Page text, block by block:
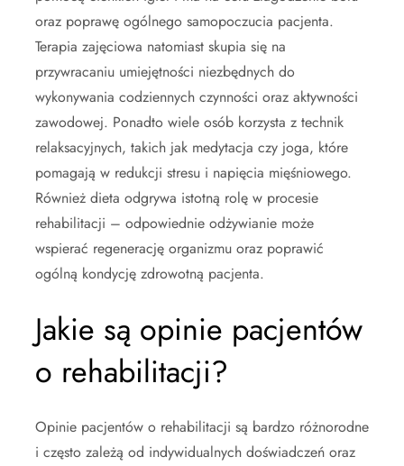
oraz poprawę ogólnego samopoczucia pacjenta.
Terapia zajęciowa natomiast skupia się na
przywracaniu umiejętności niezbędnych do
wykonywania codziennych czynności oraz aktywności
zawodowej. Ponadto wiele osób korzysta z technik
relaksacyjnych, takich jak medytacja czy joga, które
pomagają w redukcji stresu i napięcia mięśniowego.
Również dieta odgrywa istotną rolę w procesie
rehabilitacji – odpowiednie odżywianie może
wspierać regenerację organizmu oraz poprawić
ogólną kondycję zdrowotną pacjenta.
Jakie są opinie pacjentów
o rehabilitacji?
Opinie pacjentów o rehabilitacji są bardzo różnorodne
i często zależą od indywidualnych doświadczeń oraz